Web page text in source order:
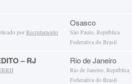
porRecrutamento
Osasco
São Paulo, República
Federativa do Brasil
– RJ Rio de Janeiro
Rio de Janeiro, República
Federativa do Brasil